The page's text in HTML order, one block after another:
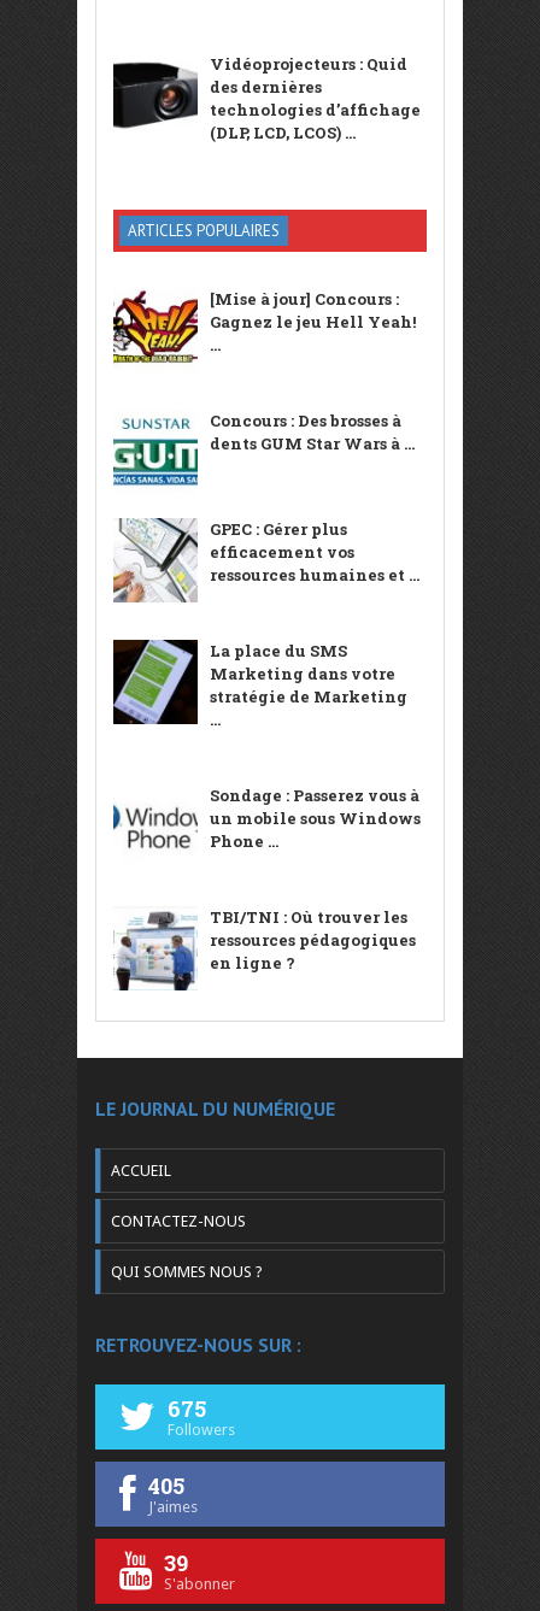
Vidéoprojecteurs : Quid
des dernières
technologies d’affichage
(DLP, LCD, LCOS) ...
ARTICLES POPULAIRES
[Mise à jour] Concours :
Gagnez le jeu Hell Yeah!
...
Concours : Des brosses à
dents GUM Star Wars à ...
GPEC : Gérer plus
efficacement vos
ressources humaines et ...
La place du SMS
Marketing dans votre
stratégie de Marketing
...
Sondage : Passerez vous à
un mobile sous Windows
Phone ...
TBI/TNI : Où trouver les
ressources pédagogiques
en ligne ?
LE JOURNAL DU NUMÉRIQUE
ACCUEIL
CONTACTEZ-NOUS
QUI SOMMES NOUS ?
RETROUVEZ-NOUS SUR :
675
Followers
405
J'aimes
39
S'abonner